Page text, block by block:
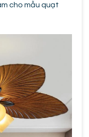
cho mẫu quạt